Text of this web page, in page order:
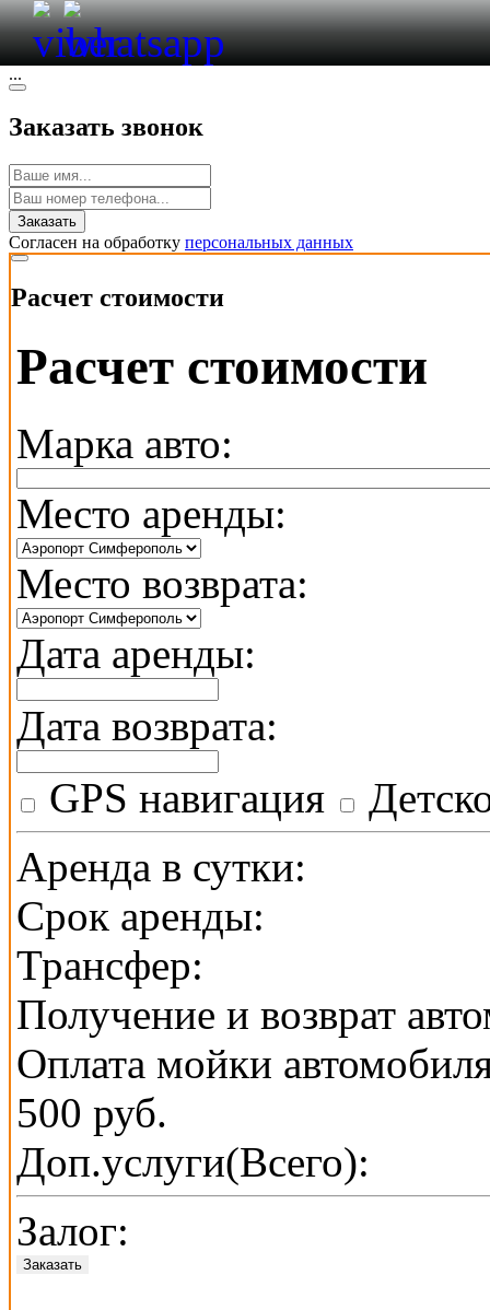
Заказ авто
...
Заказать звонок
Заказать
Согласен на обработку персональных данных
Расчет стоимости
Расчет стоимости
Марка авто:
Место аренды:
Место возврата:
Дата аренды:
Дата возврата:
GPS навигация
Аренда в сутки:
Срок аренды:
Трансфер:
Получение и возврат
Оплата мойки
500 руб.
Доп.услуги(Всего):
Залог:
Заказать